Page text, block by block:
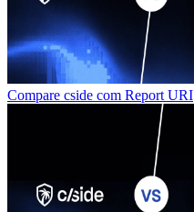
Compare cside com Report URI